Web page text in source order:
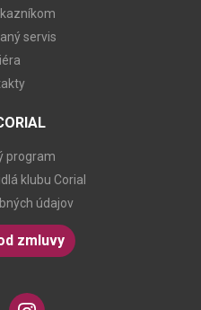
servis
program
klubu Corial
údajov
zmluvy